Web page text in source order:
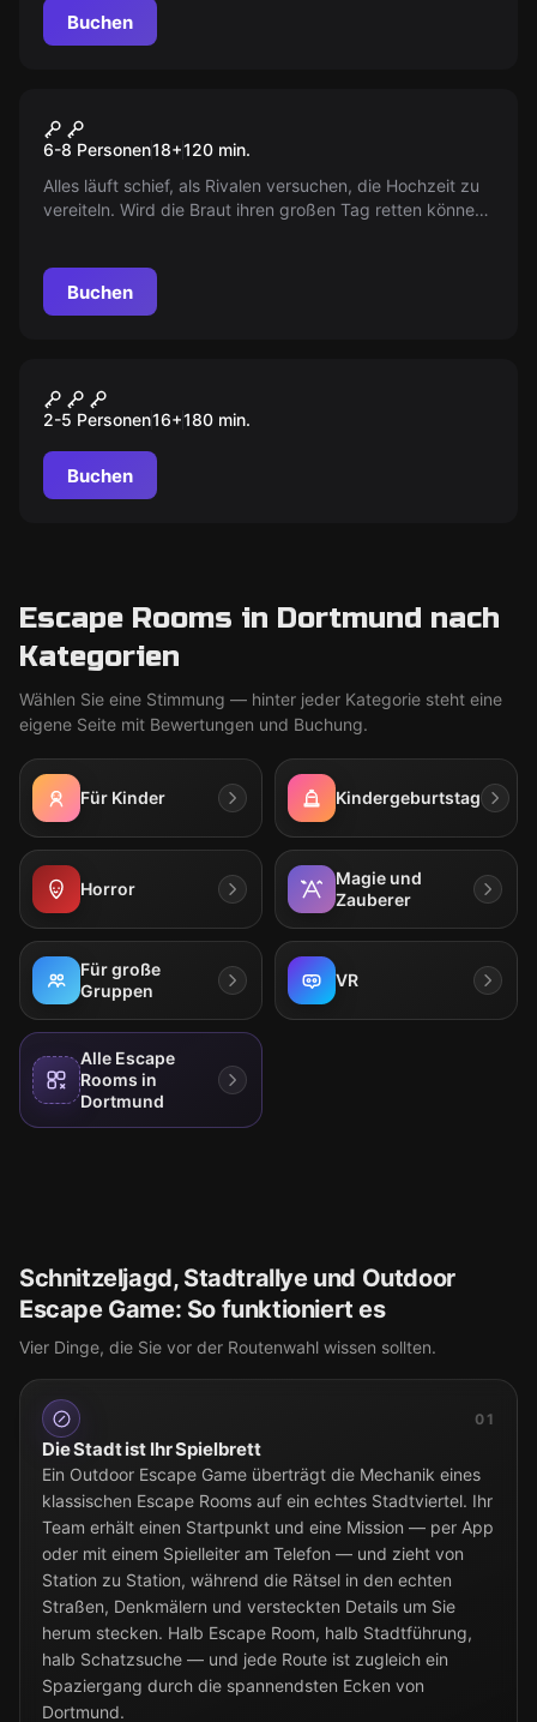
werdet zu Helden, die den Untergang der Welt
verhindern könnten. Zeit wird knapp!
Buchen
Neu
Hung Over
6-8 Personen18+120 min.
Alles läuft schief, als Rivalen versuchen, die Hochzeit zu
vereiteln. Wird die Braut ihren großen Tag retten können?
dramatischen Ereignis macht.
Buchen
Mord am Fjord
2-5 Personen16+180 min.
Buchen
Escape Rooms in Dortmund nach
Kategorien
Wählen Sie eine Stimmung — hinter jeder Kategorie steht eine
eigene Seite mit Bewertungen und Buchung.
Für Kinder Kindergeburtstag
Horror
Magie und
Zauberer
Für große
Gruppen
VR
Alle Escape
Rooms in
Dortmund
Schnitzeljagd, Stadtrallye und Outdoor
Escape Game: So funktioniert es
Vier Dinge, die Sie vor der Routenwahl wissen sollten.
01
Die Stadt ist Ihr Spielbrett
Ein Outdoor Escape Game überträgt die Mechanik eines
klassischen Escape Rooms auf ein echtes Stadtviertel. Ihr
Team erhält einen Startpunkt und eine Mission — per App
oder mit einem Spielleiter am Telefon — und zieht von
Station zu Station, während die Rätsel in den echten
Straßen, Denkmälern und versteckten Details um Sie
herum stecken. Halb Escape Room, halb Stadtführung,
halb Schatzsuche — und jede Route ist zugleich ein
Spaziergang durch die spannendsten Ecken von
Dortmund.